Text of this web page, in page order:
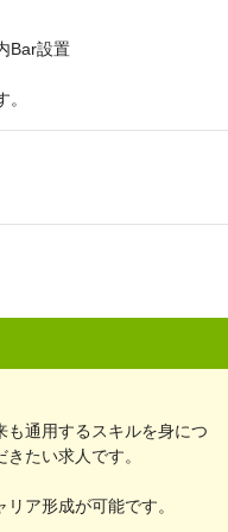
取市、山武市、いすみ市、
町、香取郡神崎町、香取郡
町、山武郡芝山町、山武郡
長生郡長生村、長生郡白
阪市大正区、大阪市天王
阪市東淀川区、大阪市東
市西成区、大阪市淀川
市平野区、大阪市北区、
東区、堺市西区、堺市南
豊中市、池田市、吹田市、
市、茨木市、八尾市、泉
市、松原市、大東市、和泉
摂津市、高石市、藤井寺
市、大阪狭山市、阪南市、
勢町、泉北郡忠岡町、泉南
河内郡太子町、南河内郡
（名古屋市千種区、名古
、名古屋市中村区、名古屋
Bar設置
も通用するスキルを身につ
たい求人です。
ア形成が可能です。